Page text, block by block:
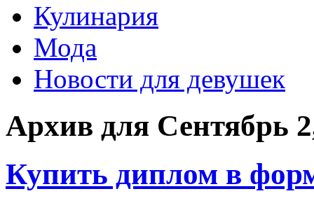
Кулинария
Мода
Новости для девушек
Архив для Сентябрь
Купить диплом в